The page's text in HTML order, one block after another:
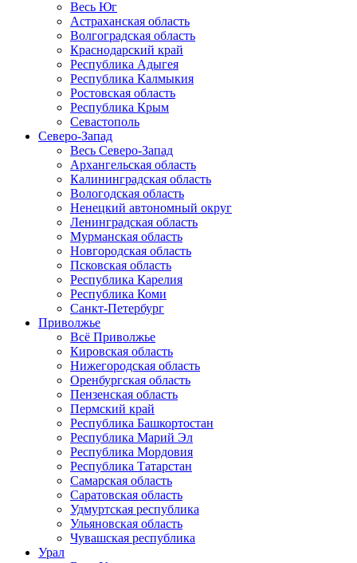
Весь Юг
Астраханская область
Волгоградская область
Краснодарский край
Республика Адыгея
Республика Калмыкия
Ростовская область
Республика Крым
Севастополь
Северо-Запад
Весь Северо-Запад
Архангельская область
Калининградская область
Вологодская область
Ненецкий автономный округ
Ленинградская область
Мурманская область
Новгородская область
Псковская область
Республика Карелия
Республика Коми
Санкт-Петербург
Приволжье
Всё Приволжье
Кировская область
Нижегородская область
Оренбургская область
Пензенская область
Пермский край
Республика Башкортостан
Республика Марий Эл
Республика Мордовия
Республика Татарстан
Самарская область
Саратовская область
Удмуртская республика
Ульяновская область
Чувашская республика
Урал